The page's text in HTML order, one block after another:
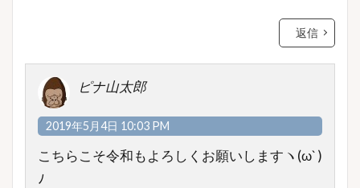
返信
ピナ山太郎
2019年5月4日 10:03 PM
こちらこそ令和もよろしくお願いしますヽ(ω` )
ﾉ